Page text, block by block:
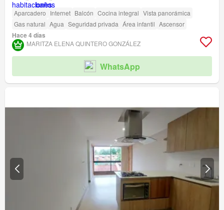
Aparcadero Internet Balcón Cocina integral Vista panorámica
Gas natural Agua Seguridad privada Área infantil Ascensor
Hace 4 días
MARITZA ELENA QUINTERO GONZÁLEZ
WhatsApp